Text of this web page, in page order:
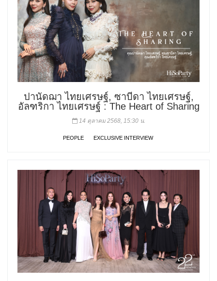
ปานัดฌา ไทยเศรษฐ์, ซาบีดา ไทยเศรษฐ์,
อัลฑริกา ไทยเศรษฐ์ : The Heart of Sharing
14 ตุลาคม 2568, 15:30 น.
PEOPLE EXCLUSIVE INTERVIEW